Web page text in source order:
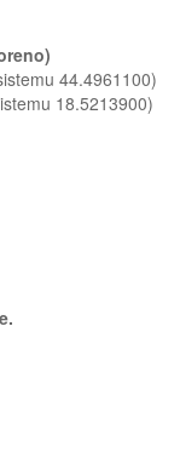
44.4961100)
18.5213900)